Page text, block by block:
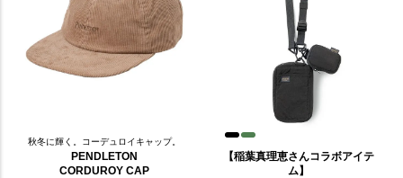
秋冬に輝く。コーデュロイキャップ。
PENDLETON
CORDUROY CAP
【稲葉真理恵さんコラボアイテ
ム】